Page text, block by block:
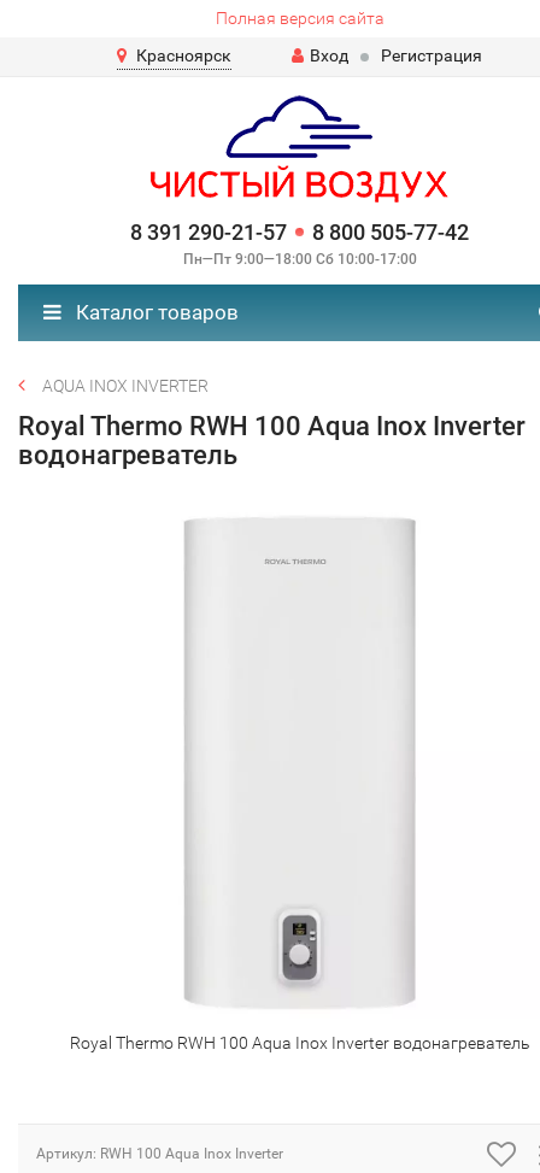
Полная версия сайта
Красноярск
Вход Регистрация
8 391 290-21-57 8 800 505-77-42
Пн—Пт 9:00—18:00 Сб 10:00-17:00
Каталог товаров
AQUA INOX INVERTER
Royal Thermo RWH 100 Aqua Inox Inverter
водонагреватель
Royal Thermo RWH 100 Aqua Inox Inverter водонагреватель
Артикул: RWH 100 Aqua Inox Inverter